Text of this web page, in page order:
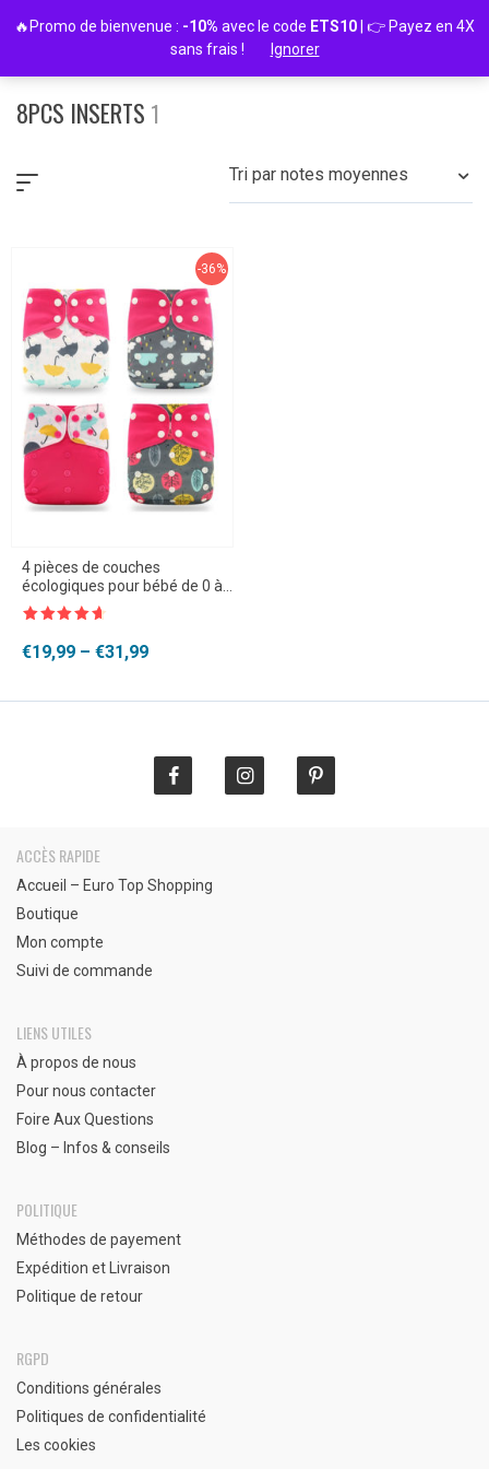
8PCS INSERTS 1
Tri par notes moyennes
-36%
4 pièces de couches
écologiques pour bébé de 0 à
2 ans et de 3 à 15kg
€19,99 – €31,99
Plage
ACCÈS RAPIDE
Accueil – Euro Top Shopping
Boutique
Mon compte
Suivi de commande
LIENS UTILES
À propos de nous
Pour nous contacter
Foire Aux Questions
Blog – Infos & conseils
POLITIQUE
Méthodes de payement
Expédition et Livraison
Politique de retour
RGPD
Conditions générales
Politiques de confidentialité
Les cookies
🔥Promo de bienvenue : -10% avec le code ETS10 | 👉 Payez en 4X
sans frais !
Ignorer